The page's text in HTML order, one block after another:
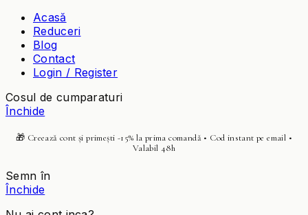
Acasă
Reduceri
Blog
Contact
Login / Register
Cosul de cumparaturi
Închide
🎁 Creează cont și primești -15% la prima comandă • Cod instant pe email •
Valabil 48h
Semn în
Închide